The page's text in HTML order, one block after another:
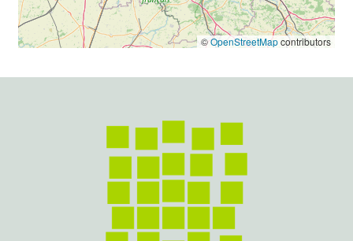
©OpenStreetMapcontributors